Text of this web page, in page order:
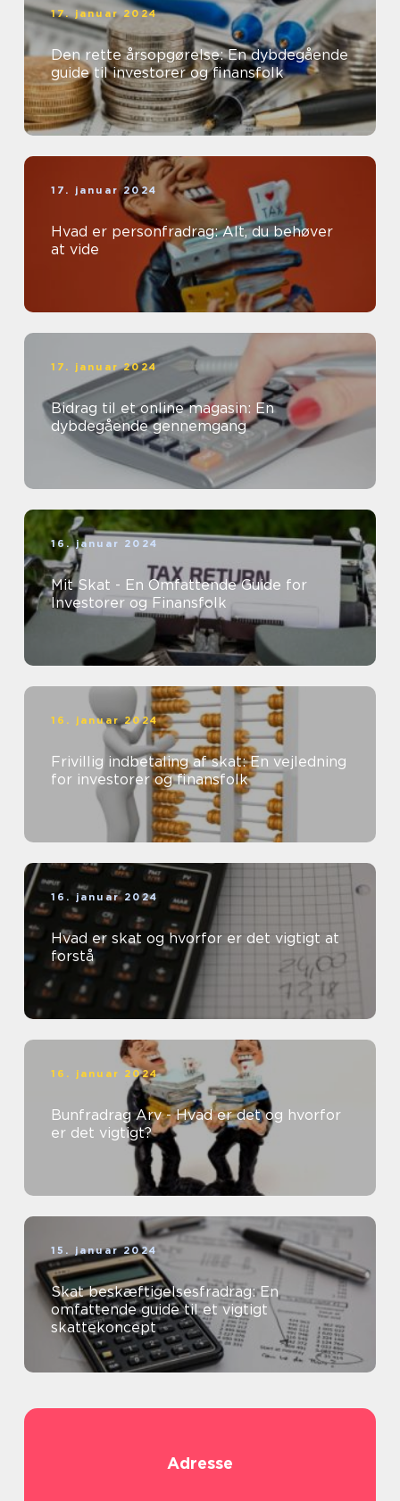
17. januar 2024
Den rette årsopgørelse: En dybdegående
guide til investorer og finansfolk
17. januar 2024
Hvad er personfradrag: Alt, du behøver
at vide
17. januar 2024
Bidrag til et online magasin: En
dybdegående gennemgang
16. januar 2024
Mit Skat - En Omfattende Guide for
Investorer og Finansfolk
16. januar 2024
Frivillig indbetaling af skat: En vejledning
for investorer og finansfolk
16. januar 2024
Hvad er skat og hvorfor er det vigtigt at
forstå
16. januar 2024
Bunfradrag Arv - Hvad er det og hvorfor
er det vigtigt?
15. januar 2024
Skat beskæftigelsesfradrag: En
omfattende guide til et vigtigt
skattekoncept
Adresse